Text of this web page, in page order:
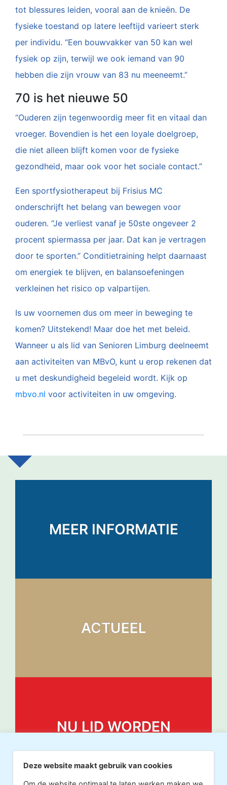
tot blessures leiden, vooral aan de knieën. De
fysieke toestand op latere leeftijd varieert sterk
per individu. “Een bouwvakker van 50 kan wel
fysiek op zijn, terwijl we ook iemand van 90
hebben die zijn vrouw van 83 nu meeneemt.”
70 is het nieuwe 50
“Ouderen zijn tegenwoordig meer fit en vitaal dan
vroeger. Bovendien is het een loyale doelgroep,
die niet alleen blijft komen voor de fysieke
gezondheid, maar ook voor het sociale contact.”
Een sportfysiotherapeut bij Frisius MC
onderschrijft het belang van bewegen voor
ouderen. “Je verliest vanaf je 50ste ongeveer 2
procent spiermassa per jaar. Dat kan je vertragen
door te sporten.” Conditietraining helpt daarnaast
om energiek te blijven, en balansoefeningen
verkleinen het risico op valpartijen.
Is uw voornemen dus om meer in beweging te
komen? Uitstekend! Maar doe het met beleid.
Wanneer u als lid van Senioren Limburg deelneemt
aan activiteiten van MBvO, kunt u erop rekenen dat
u met deskundigheid begeleid wordt. Kijk op
mbvo.nl voor activiteiten in uw omgeving.
MEER INFORMATIE
ACTUEEL
NU LID WORDEN
Deze website maakt gebruik van cookies